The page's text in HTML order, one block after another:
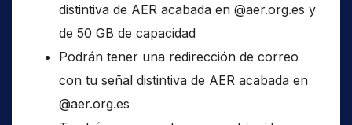
distintiva de AER acabada en @aer.org.es y
de 50 GB de capacidad
Podrán tener una redirección de correo
con tu señal distintiva de AER acabada en
@aer.org.es